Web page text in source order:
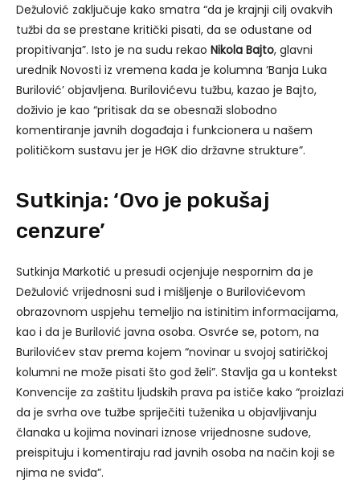
Dežulović zaključuje kako smatra “da je krajnji cilj ovakvih
tužbi da se prestane kritički pisati, da se odustane od
propitivanja”. Isto je na sudu rekao Nikola Bajto, glavni
urednik Novosti iz vremena kada je kolumna ‘Banja Luka
Burilović’ objavljena. Burilovićevu tužbu, kazao je Bajto,
doživio je kao “pritisak da se obesnaži slobodno
komentiranje javnih događaja i funkcionera u našem
političkom sustavu jer je HGK dio državne strukture”.
Sutkinja: ‘Ovo je pokušaj
cenzure’
Sutkinja Markotić u presudi ocjenjuje nespornim da je
Dežulović vrijednosni sud i mišljenje o Burilovićevom
obrazovnom uspjehu temeljio na istinitim informacijama,
kao i da je Burilović javna osoba. Osvrće se, potom, na
Burilovićev stav prema kojem “novinar u svojoj satiričkoj
kolumni ne može pisati što god želi”. Stavlja ga u kontekst
Konvencije za zaštitu ljudskih prava pa ističe kako “proizlazi
da je svrha ove tužbe spriječiti tuženika u objavljivanju
članaka u kojima novinari iznose vrijednosne sudove,
preispituju i komentiraju rad javnih osoba na način koji se
njima ne sviđa”.